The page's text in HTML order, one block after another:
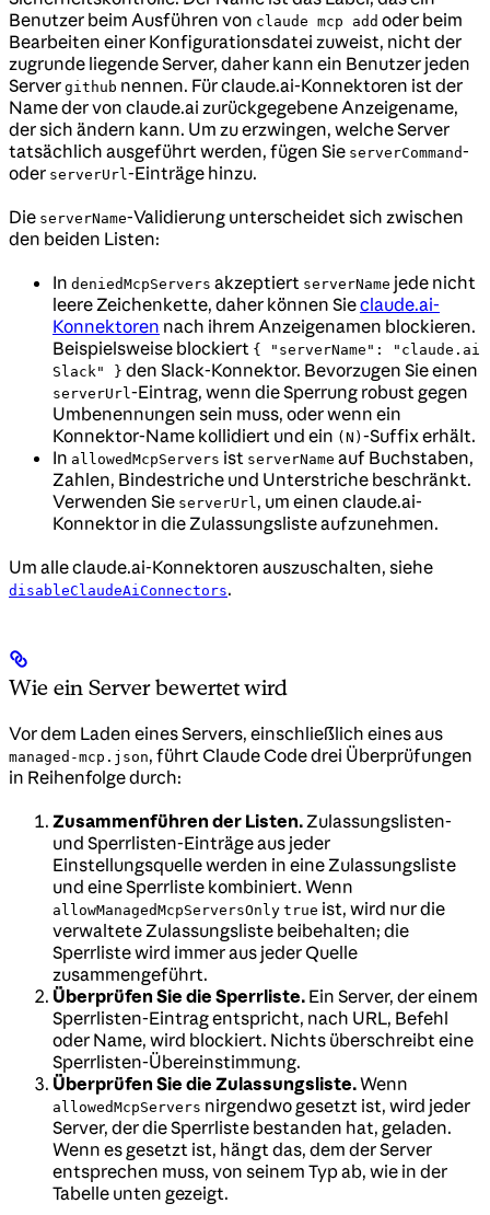
Benutzer beim Ausführen von claude mcp add oder beim
Bearbeiten einer Konfigurationsdatei zuweist, nicht der
zugrunde liegende Server, daher kann ein Benutzer jeden
Server github nennen. Für claude.ai-Konnektoren ist der
Name der von claude.ai zurückgegebene Anzeigename,
der sich ändern kann. Um zu erzwingen, welche Server
tatsächlich ausgeführt werden, fügen Sie serverCommand-
oder serverUrl-Einträge hinzu.
Die serverName-Validierung unterscheidet sich zwischen
den beiden Listen:
In deniedMcpServers akzeptiert serverName jede nicht
leere Zeichenkette, daher können Sieclaude.ai-
Konnektoren nach ihrem Anzeigenamen blockieren.
Beispielsweise blockiert { "serverName": "claude.ai
Slack" } den Slack-Konnektor. Bevorzugen Sie einen
serverUrl-Eintrag, wenn die Sperrung robust gegen
Umbenennungen sein muss, oder wenn ein
Konnektor-Name kollidiert und ein (N) -Suffix erhält.
In allowedMcpServers ist serverName auf Buchstaben,
Zahlen, Bindestriche und Unterstriche beschränkt.
Verwenden Sie serverUrl, um einen claude.ai-
Konnektor in die Zulassungsliste aufzunehmen.
Um alle claude.ai-Konnektoren auszuschalten, siehe
disableClaudeAiConnectors.
Wie ein Server bewertet wird
Vor dem Laden eines Servers, einschließlich eines aus
managed-mcp.json, führt Claude Code drei Überprüfungen
in Reihenfolge durch:
Zusammenführen der Listen.Zulassungslisten-
und Sperrlisten-Einträge aus jeder
Einstellungsquelle werden in eine Zulassungsliste
und eine Sperrliste kombiniert. Wenn
allowManagedMcpServersOnly true ist, wird nur die
verwaltete Zulassungsliste beibehalten; die
Sperrliste wird immer aus jeder Quelle
zusammengeführt.
Überprüfen Sie die Sperrliste. Ein Server, der einem
Sperrlisten-Eintrag entspricht, nach URL, Befehl
oder Name, wird blockiert. Nichts überschreibt eine
Sperrlisten-Übereinstimmung.
Überprüfen Sie die Zulassungsliste.Wenn
allowedMcpServers nirgendwo gesetzt ist, wird jeder
Server, der die Sperrliste bestanden hat, geladen.
Wenn es gesetzt ist, hängt das, dem der Server
entsprechen muss, von seinem Typ ab, wie in der
Tabelle unten gezeigt.